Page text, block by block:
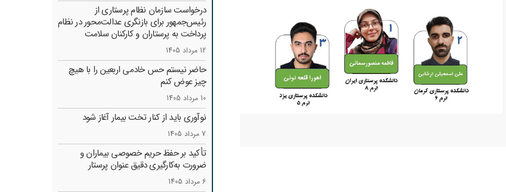
درخواست سازمان نظام پرستاری از
رئیس‌جمهور برای بازنگری عدالت‌محور در نظام
پرداخت به پرستاران و کارکنان سلامت
12 مرداد 1405
حاضر نیستم حس خادمی اربعین را با هیچ
چیز عوض کنم
10 مرداد 1405
نوآوری باید از کنار تخت بیمار آغاز شود
7 مرداد 1405
تأکید بر حفظ حریم خصوصی بیماران و
ضرورت به‌کارگیری دقیق عنوان پرستار
6 مرداد 1405